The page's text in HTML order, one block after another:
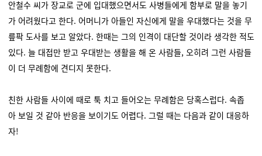
안철수 씨가 장교로 군에 입대했으면서도 사병들에게 함부로 말을 놓기
가 어려웠다고 한다. 어머니가 아들인 자신에게 말을 우대했다는 것을 무
릎팍 도사를 보고 알았다. 한때는 그의 인격이 대단할 것이라 생각한 적도
있다. 늘 대접만 받고 우대받는 생활을 해 온 사람들, 오히려 그런 사람들
이 더 무례함에 견디지 못한다.
친한 사람들 사이에 때로 툭 치고 들어오는 무례함은 당혹스럽다. 속좁
아 보일 것 같아 반응을 보이기도 어렵다. 그럴 때는 다음과 같이 대응하
자!